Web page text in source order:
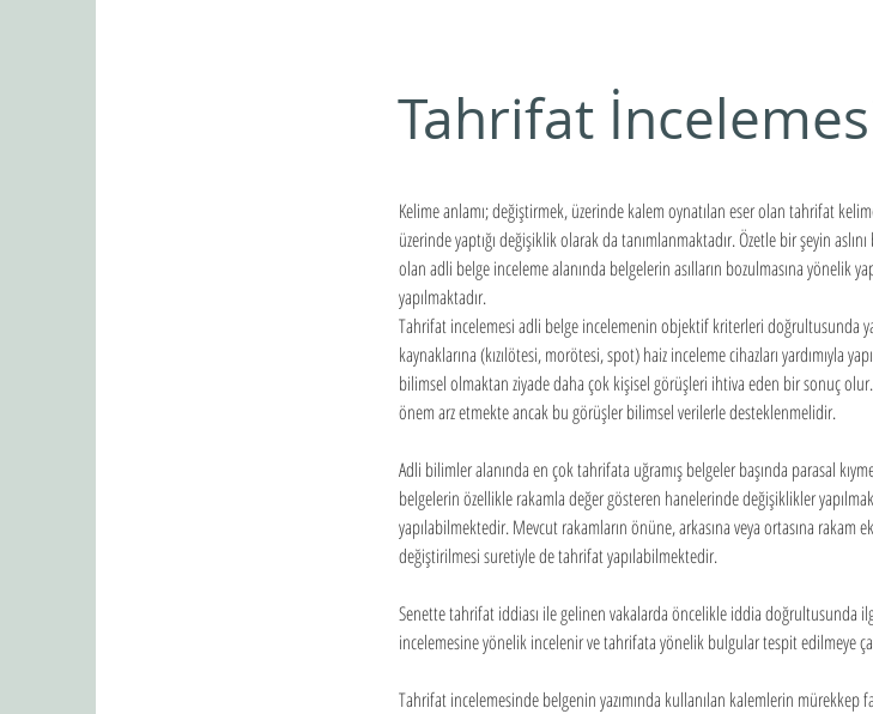
Tahrifat
Kelime anlamı; değiştirmek, üzerinde kalem oynatılan eser olan tahrifat
üzerinde yaptığı değişiklik olarak da tanımlanmaktadır. Özetle bir şeyin
olan adli belge inceleme alanında belgelerin asılların bozulmasına yönelik
yapılmaktadır.
Tahrifat incelemesi adli belge incelemenin objektif kriterleri doğrultusunda
kaynaklarına (kızılötesi, morötesi, spot) haiz inceleme cihazları yardımıyla
bilimsel olmaktan ziyade daha çok kişisel görüşleri ihtiva eden bir sonuç
önem arz etmekte ancak bu görüşler bilimsel verilerle desteklenmelidir.
Adli bilimler alanında en çok tahrifata uğramış belgeler başında parasal
belgelerin özellikle rakamla değer gösteren hanelerinde değişiklikler
yapılabilmektedir. Mevcut rakamların önüne, arkasına veya ortasına rakam
değiştirilmesi suretiyle de tahrifat yapılabilmektedir.
Senette tahrifat iddiası ile gelinen vakalarda öncelikle iddia doğrultusunda
incelemesine yönelik incelenir ve tahrifata yönelik bulgular tespit edilmeye
Tahrifat incelemesinde belgenin yazımında kullanılan kalemlerin mürekkep